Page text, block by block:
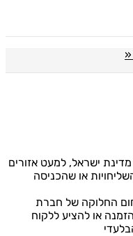
ישראל, למעט אזורים
או שהכניסה
החלוקה של חברת
או להציע ללקוח